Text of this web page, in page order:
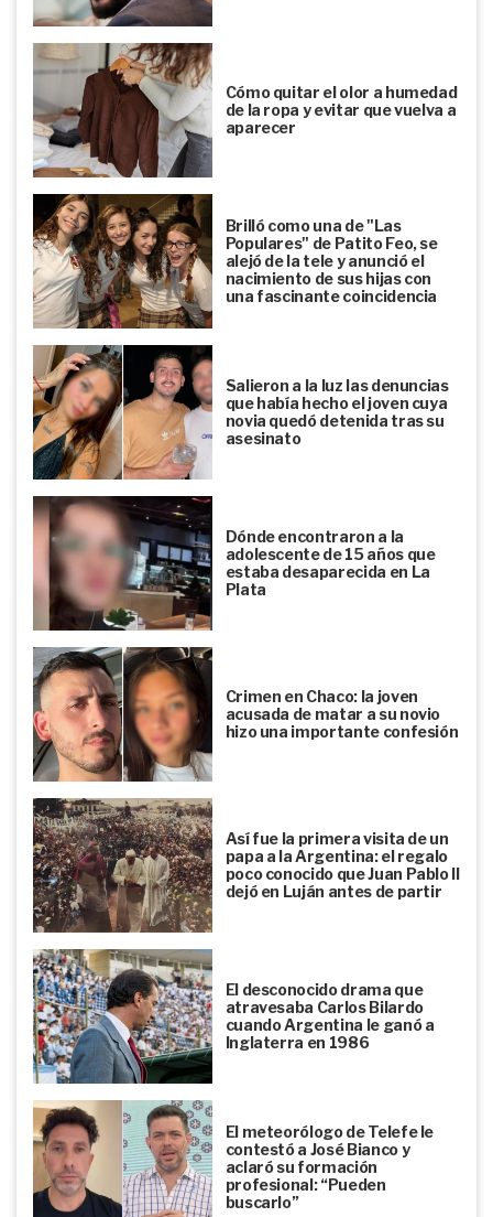
Cómo quitar el olor a humedad
de la ropa y evitar que vuelva a
aparecer
Brilló como una de "Las
Populares" de Patito Feo, se
alejó de la tele y anunció el
nacimiento de sus hijas con
una fascinante coincidencia
Salieron a la luz las denuncias
que había hecho el joven cuya
novia quedó detenida tras su
asesinato
Dónde encontraron a la
adolescente de 15 años que
estaba desaparecida en La
Plata
Crimen en Chaco: la joven
acusada de matar a su novio
hizo una importante confesión
Así fue la primera visita de un
papa a la Argentina: el regalo
poco conocido que Juan Pablo II
dejó en Luján antes de partir
El desconocido drama que
atravesaba Carlos Bilardo
cuando Argentina le ganó a
Inglaterra en 1986
El meteorólogo de Telefe le
contestó a José Bianco y
aclaró su formación
profesional: “Pueden
buscarlo”